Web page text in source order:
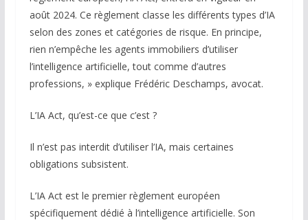
août 2024. Ce règlement classe les différents types d’IA
selon des zones et catégories de risque. En principe,
rien n’empêche les agents immobiliers d’utiliser
l’intelligence artificielle, tout comme d’autres
professions, » explique Frédéric Deschamps, avocat.
L’IA Act, qu’est-ce que c’est ?
Il n’est pas interdit d’utiliser l’IA, mais certaines
obligations subsistent.
L’IA Act est le premier règlement européen
spécifiquement dédié à l’intelligence artificielle. Son